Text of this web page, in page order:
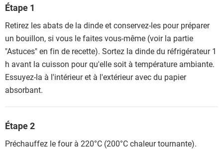
Étape 1
Retirez les abats de la dinde et conservez-les pour préparer
un bouillon, si vous le faites vous-même (voir la partie
"Astuces" en fin de recette). Sortez la dinde du réfrigérateur 1
h avant la cuisson pour qu'elle soit à température ambiante.
Essuyez-la à l'intérieur et à l'extérieur avec du papier
absorbant.
Étape 2
Préchauffez le four à 220°C (200°C chaleur tournante).